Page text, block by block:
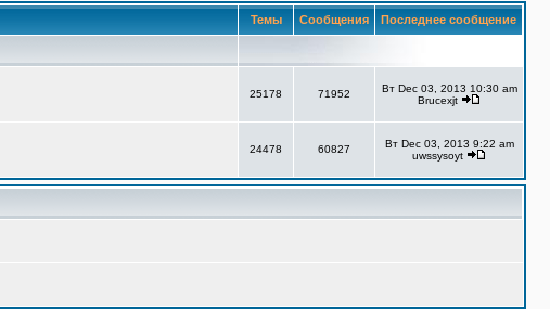
Темы Сообщения Последнее сообщение
25178 71952
Вт Dec 03, 2013 10:30 am
Brucexjt
24478 60827
Вт Dec 03, 2013 9:22 am
uwssysoyt